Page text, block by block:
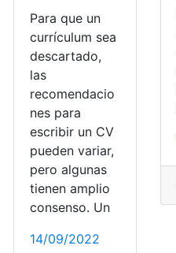
Efectiva,Estudiar
Para que un
currículum sea
descartado,
las
recomendacio
nes para
escribir un CV
pueden variar,
pero algunas
tienen amplio
consenso. Un
14/09/2022